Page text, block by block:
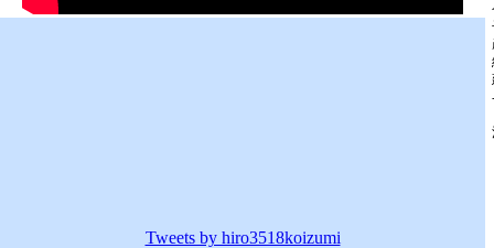
Tweets by hiro3518koizumi